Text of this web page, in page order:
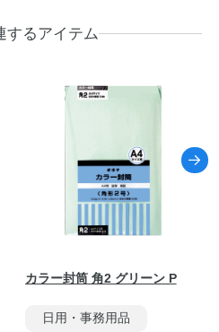
するアイテム
カラー封筒 角2 グリーン P
日用・事務用品